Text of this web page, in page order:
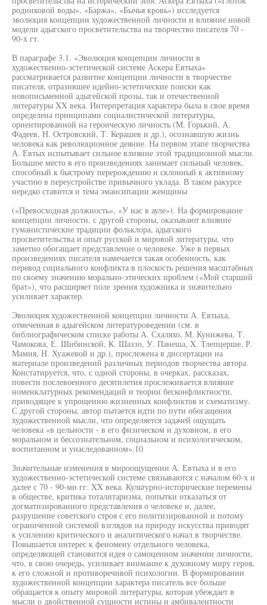
родниковой воды», «Баржа», «Бычья кровь») исследуется
эволюция концепции художественной личности и влияние новой
модели адыгского просветительства на творчество писателя 70 -
90-х гт.
В параграфе 3.1. «Эволюция концепции личности в
художественно-эстетической системе Аскера Евтыха»
рассматривается развитие концепции личности в творчестве
писателя, отразившее идейно-эстетические поиски как
новописьменной адыгейской прозы, так и отечественной
литературы XX века. Интерпретация характера была в свое время
определена принципами социалистической литературы,
ориентированной на героическую личность (М. Горький, А.
Фадеев, Н. Островский, Т. Керашев и др.), осознавшую жизнь
человека как революционное деяние. На первом этапе творчества
А. Евтых испытывает сильное влияние этой традиционной мысли.
Большое место в его произведениях занимает сильный человек,
способный к быстрому перерождению и склонный к активному
участию в переустройстве привычного уклада. В таком ракурсе
нередко ставится и тема эмансипации женщины
(«Превосходная должность», «У нас в ауле»). На формирование
концепции личности, с другой стороны, оказывают влияние
гуманистические традиции фольклора, адыгского
просветительства и опыт русской и мировой литературы, что
заметно обогащает представление о человеке. Уже в первых
произведениях писателя намечается такая особенность, как
перевод социального конфликта в плоскость решения масштабных
по своему значению морально-этических проблем («Мой старший
брат»), что расширяет поле зрения художника и значительно
усиливает характер.
Эволюция художественной концепции личности А. Евтыха,
отмеченная в адыгейском литературоведении (см. в
библиографическом списке работы А. Схаляхо, М. Кунижева, Т.
Чамокова, Е. Шибинской, К. Шаззо, У. Панеша, X. Тлепцерше, Р.
Мамия, Н. Хуажевой и др.), прослежена в диссертации на
материале произведений различных периодов творчества автора.
Констатируется, что, с одной стороны, в очерках, рассказах,
повести послевоенного десятилетия прослеживается влияние
номенклатурных рекомендаций и теории бесконфликтности,
приводящее к упрощению жизненных конфликтов и схематизму.
С другой стороны, автор пытается идти по пути обогащения
художественной мысли, что определяется задачей ощущать
человека «в цельности - в его физическом и духовном, в его
моральном и бессознательном, социальном и психологическом,
воспитанном и унаследованном».10
Значительные изменения в мироощущении А. Евтыха и в его
художественно-эстетической системе связываются с началом 60-х и
далее с 70 - 90-ми гг. XX века. Культурно-исторические перемены
в обществе, критика тоталитаризма, попытки отказаться от
догматизированного представления о человеке и, далее,
разрушение советского строя с его политизированной и потому
ограниченной системой взглядов на природу искусства приводят
к усилению критического и аналитического начал в творчестве.
Повышается интерес к феномену отдельного человека,
определяющей становится идея о самоценном значении личности,
что, в свою очередь, усиливает внимание к духовному миру героя,
к его сложной и противоречивой психологии. В формировании
художественной концепции характера писатель все больше
обращается к опыту мировой литературы, которая убеждает в
мысли о двойственной сущности истины и амбивалентности